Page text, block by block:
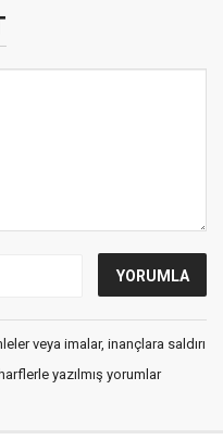
veya imalar, inançlara saldırı
yazılmış yorumlar